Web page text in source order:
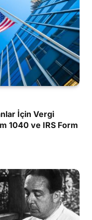
İçin Vergi
1040 ve IRS Form